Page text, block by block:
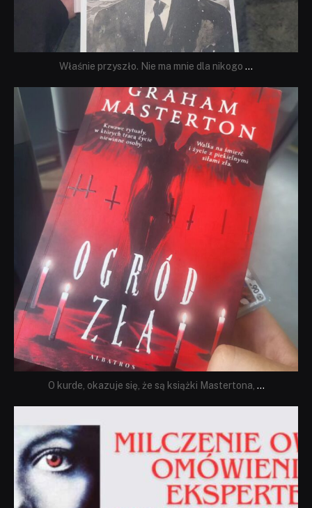
Właśnie przyszło. Nie ma mnie dla nikogo ...
dobryhorror
Sie 23
O kurde, okazuje się, że są książki Mastertona, ...